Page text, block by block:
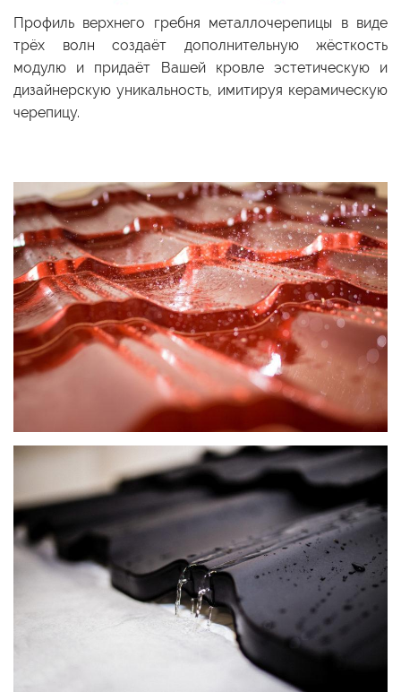
Профиль верхнего гребня металлочерепицы в виде
трёх волн создаёт дополнительную жёсткость
модулю и придаёт Вашей кровле эстетическую и
дизайнерскую уникальность, имитируя керамическую
черепицу.